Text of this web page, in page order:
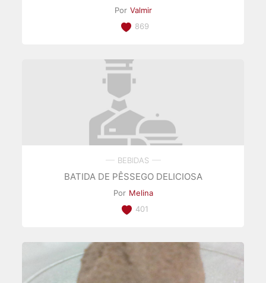
Por Valmir
869
BEBIDAS
BATIDA DE PÊSSEGO DELICIOSA
Por Melina
401